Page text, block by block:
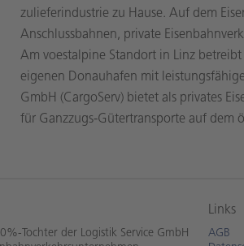
zulieferindustrie zu Hause. Auf dem
Anschlussbahnen, private
Am voestalpine Standort in Linz
eigenen Donauhafen mit
GmbH (CargoServ) bietet als privates
für Ganzzugs-Gütertransporte auf dem
Tochter der Logistik Service GmbH
Links
AGB